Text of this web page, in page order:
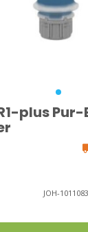
plus Pur-
JOH-